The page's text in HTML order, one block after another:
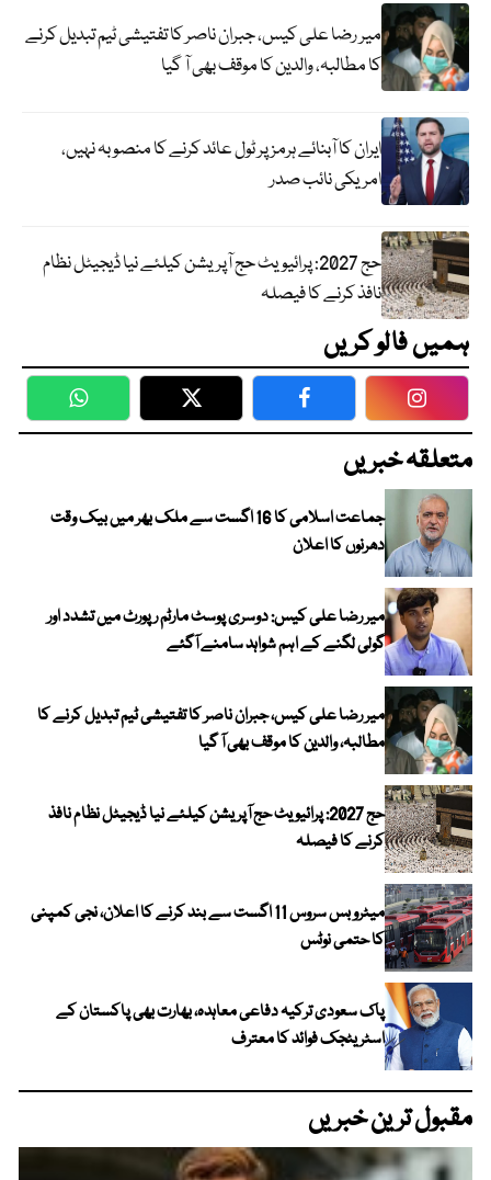
میر رضا علی کیس، جبران ناصر کا تفتیشی ٹیم تبدیل کرنے
کا مطالبہ، والدین کا موقف بھی آ گیا
ایران کا آبنائے ہرمز پر ٹول عائد کرنے کا منصوبہ نہیں،
امریکی نائب صدر
حج 2027: پرائیویٹ حج آپریشن کیلئے نیا ڈیجیٹل نظام
نافذ کرنے کا فیصلہ
ہمیں فالو کریں
WhatsApp Twitter Facebook
متعلقہ خبریں
جماعت اسلامی کا 16 اگست سے ملک بھر میں بیک وقت
دھرنوں کا اعلان
میر رضا علی کیس: دوسری پوسٹ مارٹم رپورٹ میں تشدد اور
گولی لگنے کے اہم شواہد سامنے آگئے
میر رضا علی کیس، جبران ناصر کا تفتیشی ٹیم تبدیل کرنے کا
مطالبہ، والدین کا موقف بھی آ گیا
حج 2027: پرائیویٹ حج آپریشن کیلئے نیا ڈیجیٹل نظام نافذ
کرنے کا فیصلہ
میٹرو بس سروس 11 اگست سے بند کرنے کا اعلان، نجی کمپنی
کا حتمی نوٹس
پاک سعودی ترکیہ دفاعی معاہدہ، بھارت بھی پاکستان کے
اسٹریٹجک فوائد کا معترف
مقبول ترین خبریں